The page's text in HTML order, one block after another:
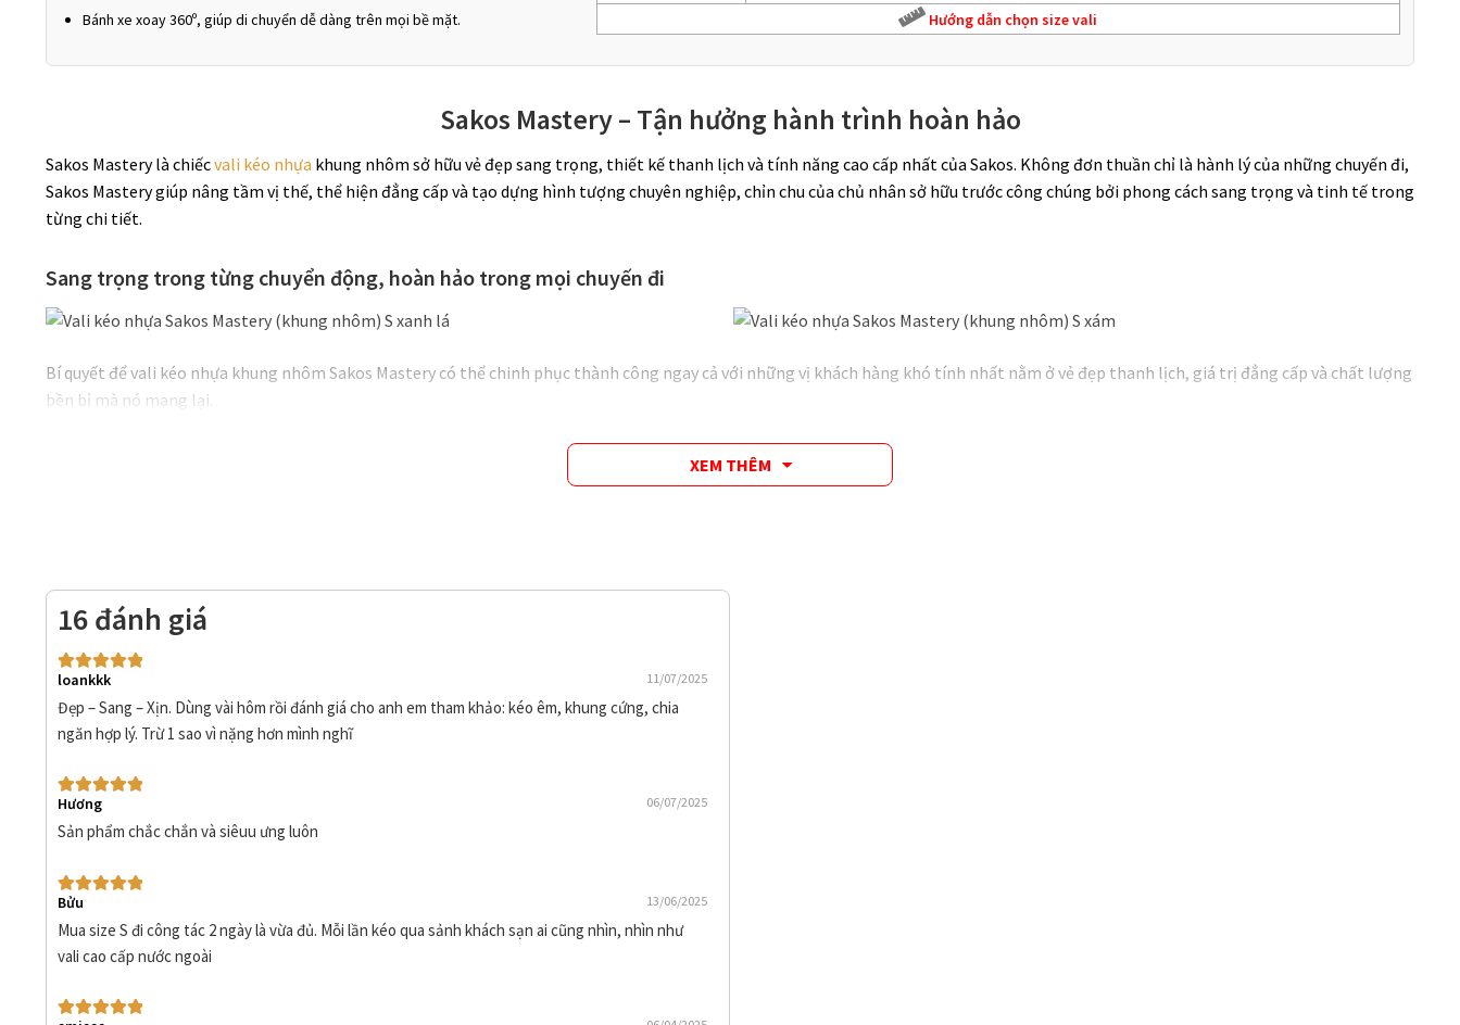
Bánh xe xoay 360º, giúp di chuyển dễ dàng trên mọi bề mặt.
Hướng dẫn chọn size vali
Sakos Mastery – Tận hưởng hành trình hoàn hảo
Sakos Mastery là chiếcvali kéo nhựa khung nhôm sở hữu vẻ đẹp sang trọng, thiết kế thanh lịch và tính năng cao cấp nhất của Sakos. Không đơn thuần chỉ là hành lý của những chuyến đi,
Sakos Mastery giúp nâng tầm vị thế, thể hiện đẳng cấp và tạo dựng hình tượng chuyên nghiệp, chỉn chu của chủ nhân sở hữu trước công chúng bởi phong cách sang trọng và tinh tế trong
từng chi tiết.
Sang trọng trong từng chuyển động, hoàn hảo trong mọi chuyến đi
Bí quyết để vali kéo nhựa khung nhôm Sakos Mastery có thể chinh phục thành công ngay cả với những vị khách hàng khó tính nhất nằm ở vẻ đẹp thanh lịch, giá trị đẳng cấp và chất lượng
bền bỉ mà nó mang lại.
XEM THÊM
16 đánh giá
Được xếp
55 sao
loankkk 11/07/2025
Đẹp – Sang – Xịn. Dùng vài hôm rồi đánh giá cho anh em tham khảo: kéo êm, khung cứng, chia
ngăn hợp lý. Trừ 1 sao vì nặng hơn mình nghĩ
Được xếp
hạng 5 5 sao
Hương 06/07/2025
Sản phẩm chắc chắn và siêuu ưng luôn
Được xếp
hạng
5 5 sao
Bửu 13/06/2025
Mua size S đi công tác 2 ngày là vừa đủ. Mỗi lần kéo qua sảnh khách sạn ai cũng nhìn, nhìn như
vali cao cấp nước ngoài